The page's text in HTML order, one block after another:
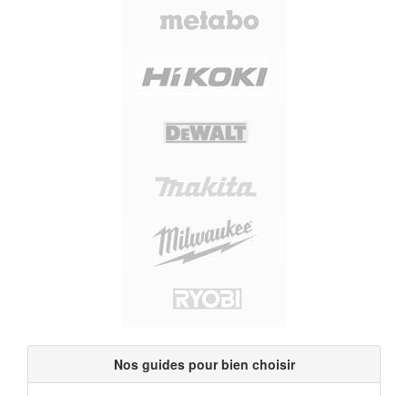
Nos guides pour bien choisir